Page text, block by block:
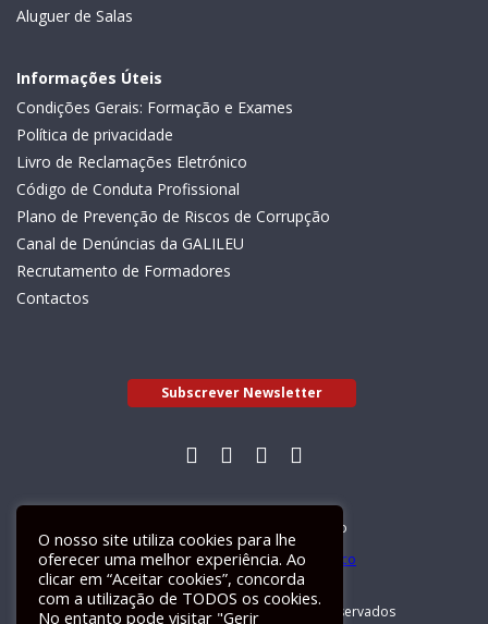
Aluguer de Salas
Informações Úteis
Condições Gerais: Formação e Exames
Política de privacidade
Livro de Reclamações Eletrónico
Código de Conduta Profissional
Plano de Prevenção de Riscos de Corrupção
Canal de Denúncias da GALILEU
Recrutamento de Formadores
Contactos
Subscrever Newsletter
Livro de Reclamações Electrónico
GALILEU 2026 © Todos os direitos reservados
O nosso site utiliza cookies para lhe
oferecer uma melhor experiência. Ao
clicar em “Aceitar cookies”, concorda
com a utilização de TODOS os cookies.
No entanto pode visitar "Gerir